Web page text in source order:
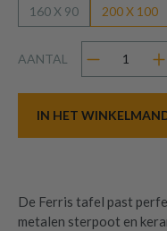
160 X 90 200 X 100
AANTAL
IN HET
De Ferris tafel past
metalen sterpoot en